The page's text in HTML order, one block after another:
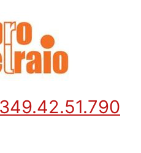
349.42.51.790